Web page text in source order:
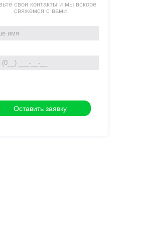
свои контакты и мы вскоре
свяжемся с вами